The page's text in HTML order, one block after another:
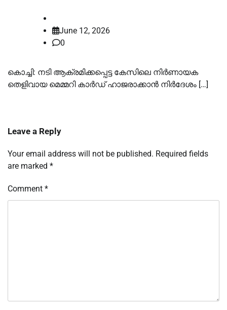
June 12, 2026
0
കൊച്ചി: നടി ആക്രമിക്കപ്പെട്ട കേസിലെ നിർണായക
തെളിവായ മെമ്മറി കാര്‍ഡ് ഹാജരാക്കാൻ നിർദേശം […]
Leave a Reply
Your email address will not be published. Required fields
are marked *
Comment *